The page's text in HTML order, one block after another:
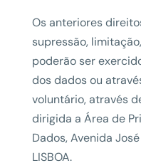
Os anteriores
supressão,
poderão ser
dos dados ou
voluntário, através
dirigida a Área de
Dados, Avenida
LISBOA.